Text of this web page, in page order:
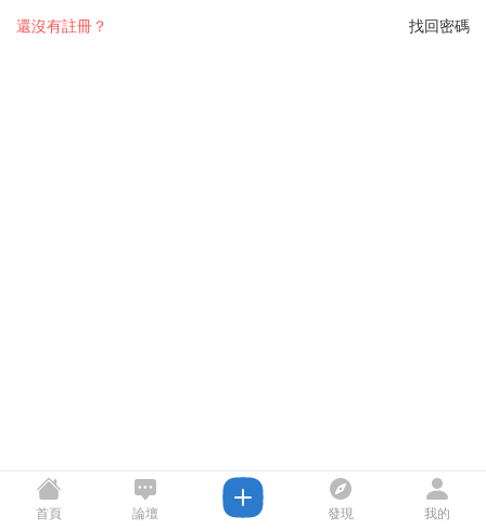
找回密碼
還沒有註冊？
首頁 論壇 發現 我的